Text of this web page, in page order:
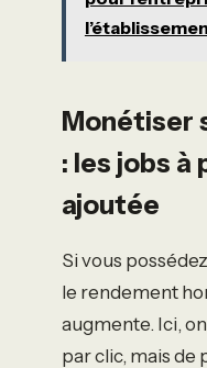
Monétiser
: les jobs à
ajoutée
Si vous
le rendement
augmente. Ici,
par clic, mais de